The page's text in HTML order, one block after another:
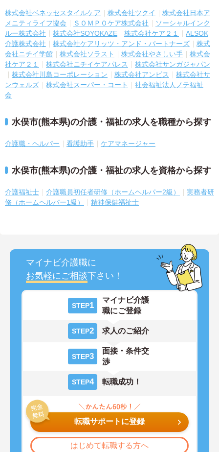
株式会社ベネッセスタイルケア 株式会社ツクイ
株式会社日本ア
メニティライフ協会
ＳＯＭＰＯケア株式会社
ソーシャルインク
ルー株式会社
株式会社SOYOKAZE 株式会社ケア２１
ALSOK
介護株式会社
株式会社ケアリッツ・アンド・パートナーズ
株式
会社ニチイ学館
株式会社ソラスト 株式会社やさしい手
株式会
社ケア２１
株式会社ニチイケアパレス
株式会社サンガジャパン
株式会社川島コーポレーション
株式会社アンビス
株式会社サ
ンウェルズ
株式会社スーパー・コート
社会福祉法人ノテ福祉
会
水俣市(熊本県)の介護・福祉の求人を職種から探す
介護職・ヘルパー 看護助手 ケアマネージャー
水俣市(熊本県)の介護・福祉の求人を資格から探す
介護福祉士 介護職員初任者研修（ホームヘルパー2級）
実務者研
修（ホームヘルパー1級）
精神保健福祉士
マイナビ介護職に
お気軽にご相談下さい！
STEP1
マイナビ介護
職にご登録
STEP2 求人のご紹介
STEP3
面接・条件交
渉
STEP4 転職成功！
転職サポートに登録
はじめて転職する方へ